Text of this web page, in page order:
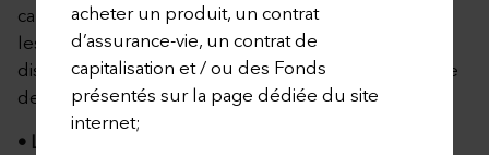
acheter un produit, un contrat
d’assurance-vie, un contrat de
capitalisation et / ou des Fonds
présentés sur la page dédiée du site
internet;
caractéristiques principales. Veuillez noter que seuls
les Fonds mentionnés dans cette liste sont
disponibles aux opérations d’investissement à la date
de publication de la présente annexe.
• Liste des Fonds Externes